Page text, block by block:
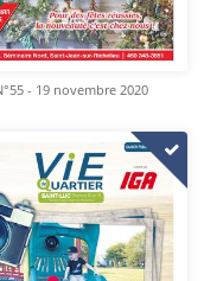
- 19 novembre 2020